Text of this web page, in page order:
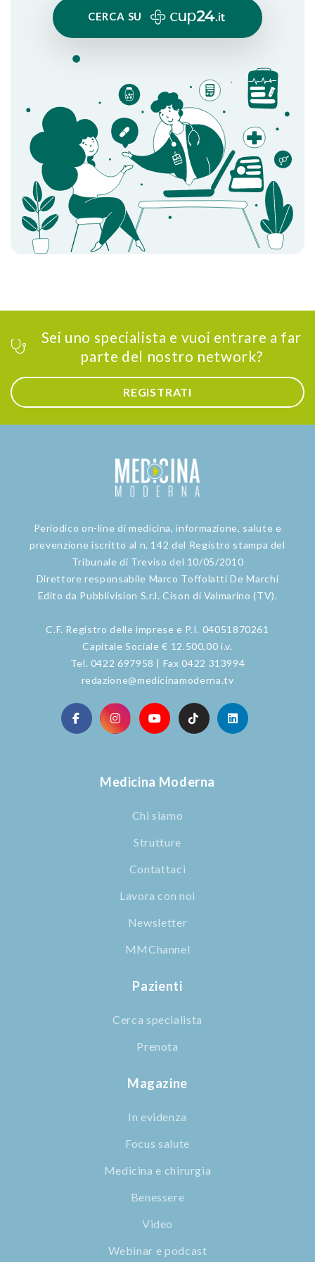
CERCA SU
Sei uno specialista e vuoi entrare a far
parte del nostro network?
REGISTRATI
Periodico on-line di medicina, informazione, salute e
prevenzione iscritto al n. 142 del Registro stampa del
Tribunale di Treviso del 10/05/2010
Direttore responsabile Marco Toffolatti De Marchi
Edito da Pubblivision S.r.l. Cison di Valmarino (TV).
C.F. Registro delle imprese e P.I. 04051870261
Capitale Sociale € 12.500,00 i.v.
Tel. 0422 697958 | Fax 0422 313994
redazione@medicinamoderna.tv
Medicina Moderna
Chi siamo
Strutture
Contattaci
Lavora con noi
Newsletter
MMChannel
Pazienti
Cerca specialista
Prenota
Magazine
In evidenza
Focus salute
Medicina e chirurgia
Benessere
Video
Webinar e podcast